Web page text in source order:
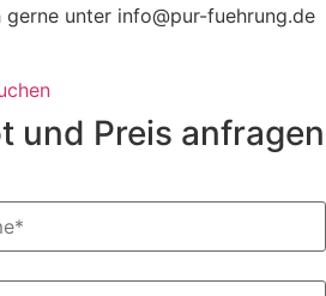
gerne unter info@pur-fuehrung.de
und Preis anfragen